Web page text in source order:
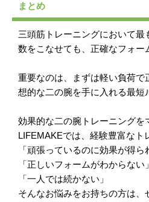
まとめ
三頭筋トレーニングにおいて
数をこなせても、正確なフォー
重要なのは、まずは軽い負荷
想的な二の腕を手に入れる最短
効果的な二の腕トレーニングを
LIFEMAKEでは、経験豊富なト
「頑張っているのに効果が得ら
「正しいフォームがわからない」
「一人では続かない」
そんなお悩みをお持ちの方は、